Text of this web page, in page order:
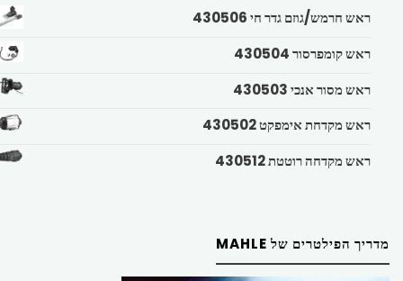
ראש חרמש/גוזם גדר חי 430506
ראש קומפרסור 430504
ראש מסור אנכי 430503
ראש מקדחת אימפקט 430502
ראש מקדחה רוטטת 430512
מדריך הפילטרים של MAHLE